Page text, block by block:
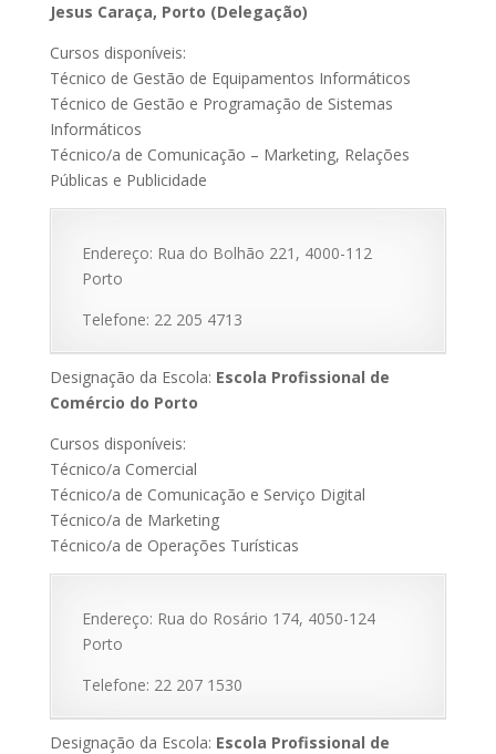
Jesus Caraça, Porto (Delegação)
Cursos disponíveis:
Técnico de Gestão de Equipamentos Informáticos
Técnico de Gestão e Programação de Sistemas
Informáticos
Técnico/a de Comunicação – Marketing, Relações
Públicas e Publicidade
Endereço: Rua do Bolhão 221, 4000-112
Porto
Telefone: 22 205 4713
Designação da Escola: Escola Profissional de
Comércio do Porto
Cursos disponíveis:
Técnico/a Comercial
Técnico/a de Comunicação e Serviço Digital
Técnico/a de Marketing
Técnico/a de Operações Turísticas
Endereço: Rua do Rosário 174, 4050-124
Porto
Telefone: 22 207 1530
Designação da Escola: Escola Profissional de